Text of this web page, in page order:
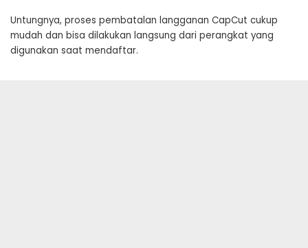
Untungnya, proses pembatalan langganan CapCut cukup
mudah dan bisa dilakukan langsung dari perangkat yang
digunakan saat mendaftar.